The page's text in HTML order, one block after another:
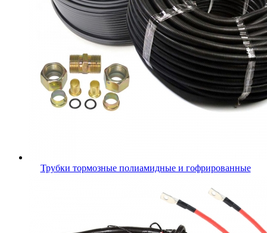
Трубки тормозные полиамидные и гофрированные